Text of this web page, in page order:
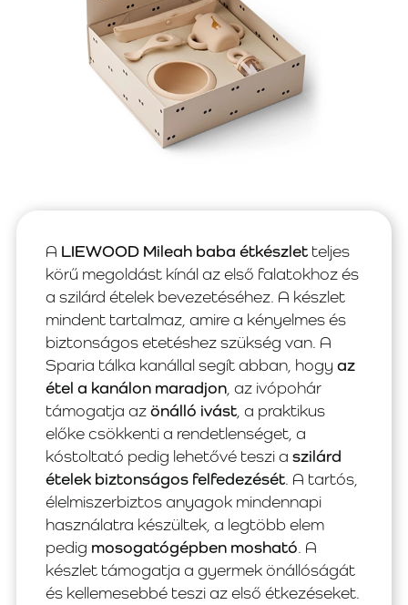
A LIEWOOD Mileah baba étkészlet teljes
körű megoldást kínál az első falatokhoz és
a szilárd ételek bevezetéséhez. A készlet
mindent tartalmaz, amire a kényelmes és
biztonságos etetéshez szükség van. A
Sparia tálka kanállal segít abban, hogy az
étel a kanálon maradjon , az ivópohár
támogatja azönálló ivást , a praktikus
előke csökkenti a rendetlenséget, a
kóstoltató pedig lehetővé teszi a szilárd
ételek biztonságos felfedezését. A tartós,
élelmiszerbiztos anyagok mindennapi
használatra készültek, a legtöbb elem
pedig mosogatógépben mosható. A
készlet támogatja a gyermek önállóságát
és kellemesebbé teszi az első étkezéseket.